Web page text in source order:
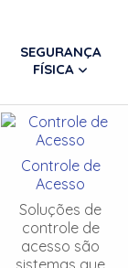
SEGURANÇA
FÍSICA
Controle de
Acesso
Soluções de
controle de
acesso são